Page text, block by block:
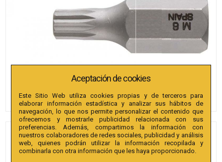
PUNTAS BIANDITZ XZN M5 X
30MM 10MM 25U.
Aceptación de cookies
Este Sitio Web utiliza cookies propias y de terceros para
elaborar información estadística y analizar sus hábitos de
navegación, lo que nos permite personalizar el contenido que
ofrecemos y mostrarle publicidad relacionada con sus
preferencias. Además, compartimos la información con
nuestros colaboradores de redes sociales, publicidad y análisis
web, quienes podrán utilizar la información recopilada y
combinarla con otra información que les haya proporcionado.